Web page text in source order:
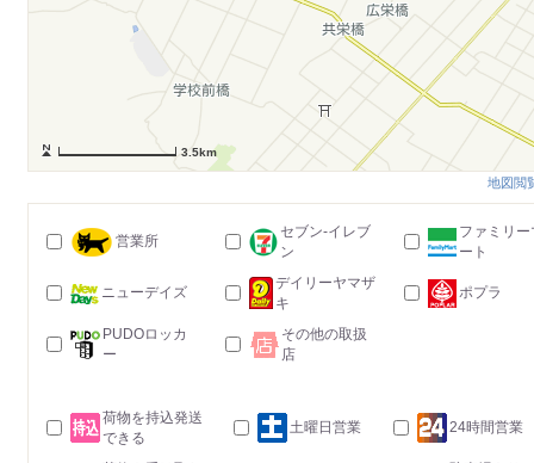
3.5km
地図閲
営業所
セブン-イレブ
ン
ファミリー
ート
ニューデイズ
デイリーヤマザ
キ
ポプラ
PUDOロッカ
ー
その他の取扱
店
荷物を持込発送
できる
土曜日営業 24時間営業